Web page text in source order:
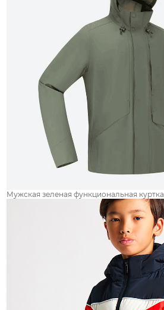
Мужская зеленая функциональная куртка